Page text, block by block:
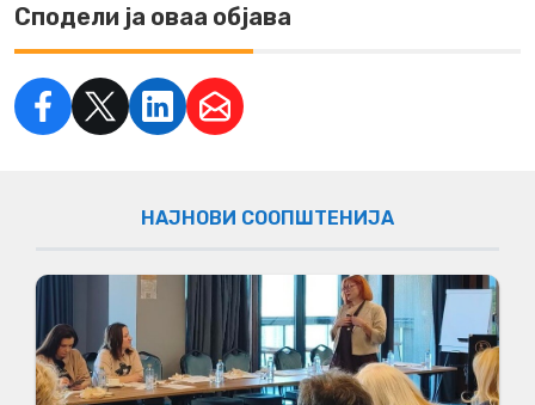
Сподели ја оваа објава
НАЈНОВИ СООПШТЕНИЈА